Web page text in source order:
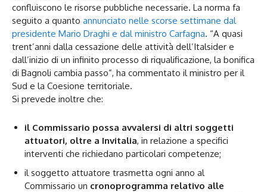
confluiscono le risorse pubbliche necessarie. La norma fa
seguito a quanto annunciato nelle scorse settimane dal
presidente Mario Draghi e dal ministro Carfagna. “A quasi
trent’anni dalla cessazione delle attività dell’Italsider e
dall’inizio di un infinito processo di riqualificazione, la bonifica
di Bagnoli cambia passo”, ha commentato il ministro per il
Sud e la Coesione territoriale.
Si prevede inoltre che:
il Commissario possa avvalersi di altri soggetti
attuatori, oltre a Invitalia, in relazione a specifici
interventi che richiedano particolari competenze;
il soggetto attuatore trasmetta ogni anno al
Commissario un cronoprogramma relativo alle